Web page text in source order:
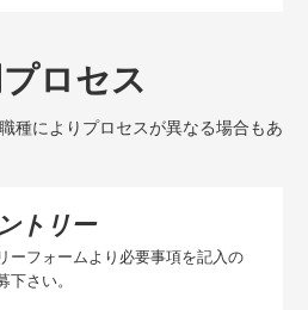
ロセス
種によりプロセスが異なる場合もあ
トリー
ーフォームより必要事項を記入の
下さい。